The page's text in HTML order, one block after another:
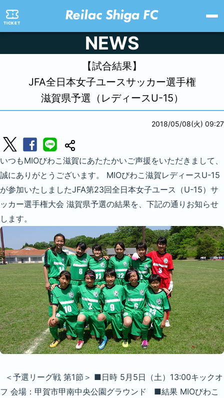
TICKET
NEWS
【試合結果】
JFA全日本女子ユースサッカー選手権
滋賀県予選（レディースU-15）
2018/05/08(火) 09:27
いつもMIOびわこ滋賀にあたたかいご声援をいただきまして、
誠にありがとうございます。 MIOびわこ滋賀レディースU-15
が参加いたしましたJFA第23回全日本女子ユース（U-15）サ
ッカー選手権大会 滋賀県予選の結果を、下記の通りお知らせ
します。
＜予選リーグ戦 第1節＞ ■日時 5月5日（土）13:00キックオ
フ 会場：甲賀市甲南中央公園グラウンド ■結果 MIOびわこ